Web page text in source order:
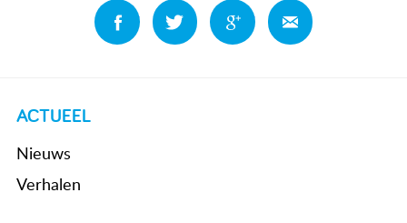
ACTUEEL
Nieuws
Verhalen
Deel Deel Deel